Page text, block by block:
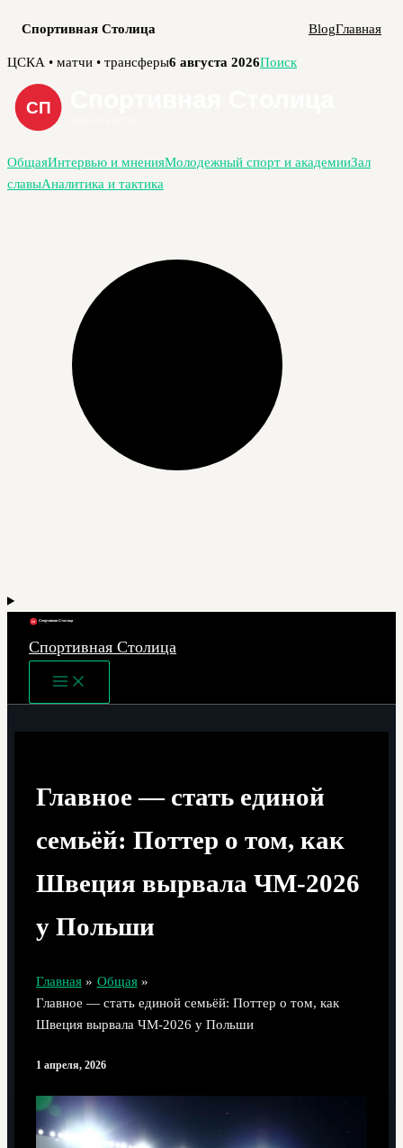
Спортивная Столица BlogГлавная
Перейти
содержимому
ЦСКА • матчи • трансферы6 августа 2026Поиск
ОбщаяИнтервью и мненияМолодежный спорт и академииЗал
славыАналитика и тактика
Спортивная Столица
Main
Menu
Главное — стать единой
семьёй: Поттер о том, как
Швеция вырвала ЧМ‑2026
у Польши
Главная
Общая
Главное — стать единой семьёй: Поттер о том, как
Швеция вырвала ЧМ‑2026 у Польши
1 апреля, 2026